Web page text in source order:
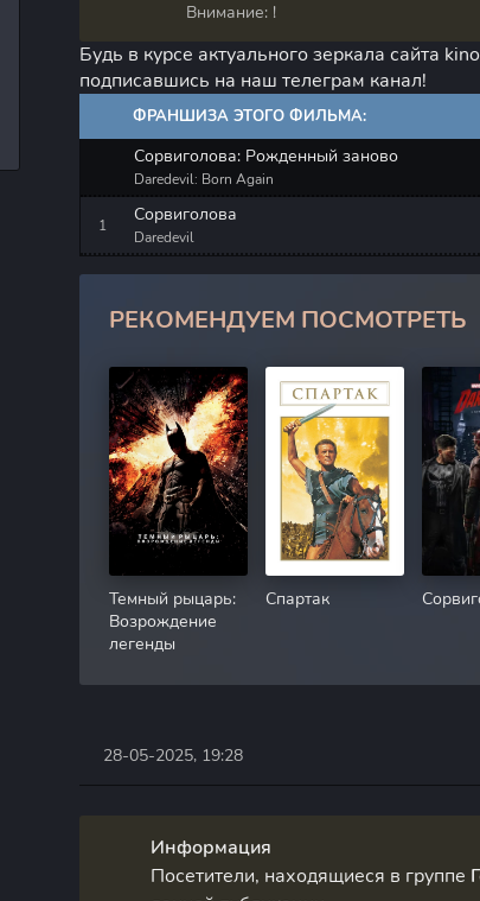
Внимание: !
Будь в курсе актуального зеркала сайта
подписавшись на наш телеграм канал!
ФРАНШИЗА ЭТОГО ФИЛЬМА:
Сорвиголова
Daredevil
Сорвиголова: Рожденный заново
Daredevil: Born Again
РЕКОМЕНДУЕМ ПОСМОТРЕТЬ
Темный рыцарь:
Возрождение
легенды
Спартак
28-05-2025, 19:28
Информация
Посетители, находящиеся в группе